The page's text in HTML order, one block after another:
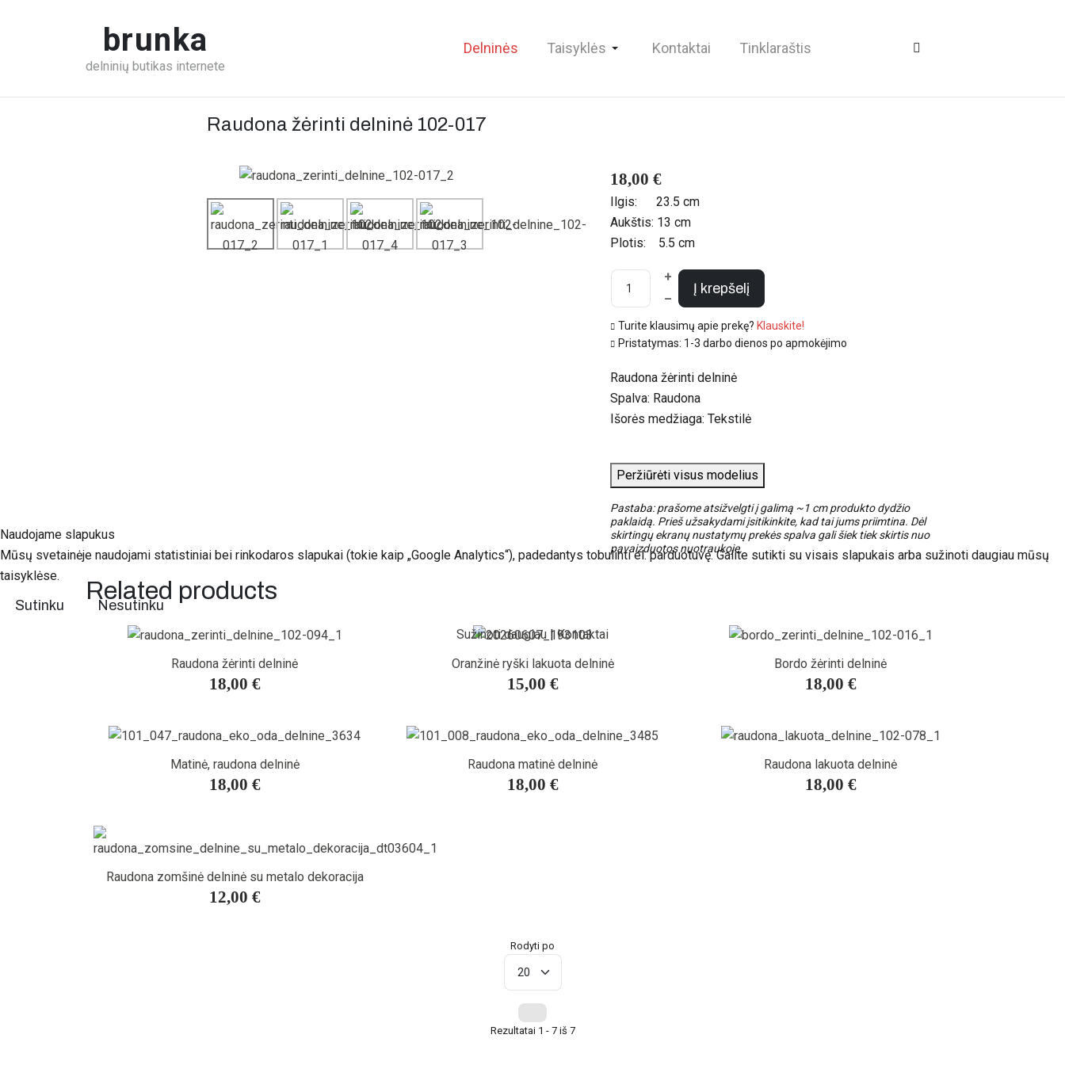
brunka
delninių butikas internete
Delninės Taisyklės Kontaktai Tinklaraštis
Raudona žėrinti delninė 102-017
18,00 €
Ilgis:
23.5 cm
Aukštis: 13 cm
Plotis:
5.5 cm
+
–
Į krepšelį
Turite klausimų apie prekę? Klauskite!
Pristatymas: 1-3 darbo dienos po apmokėjimo
Raudona žėrinti delninė
Spalva: Raudona
Išorės medžiaga: Tekstilė
Peržiūrėti visus modelius
Pastaba: prašome atsižvelgti į galimą ~1 cm produkto dydžio
paklaidą. Prieš užsakydami įsitikinkite, kad tai jums priimtina. Dėl
skirtingų ekranų nustatymų prekės spalva gali šiek tiek skirtis nuo
pavaizduotos nuotraukoje.
Related products
Raudona žėrinti delninė
18,00 €
Oranžinė ryški lakuota delninė
15,00 €
Bordo žėrinti delninė
18,00 €
Matinė, raudona delninė
18,00 €
Raudona matinė delninė
18,00 €
Raudona lakuota delninė
18,00 €
Raudona zomšinė delninė su metalo dekoracija
12,00 €
Rodyti po
Rezultatai 1 - 7 iš 7
Naudojame slapukus
Mūsų svetainėje naudojami statistiniai bei rinkodaros slapukai (tokie kaip „Google Analytics“), padedantys tobulinti el. parduotuvę. Galite sutikti su visais slapukais arba sužinoti daugiau mūsų
taisyklėse.
Sutinku Nesutinku
Sužinoti daugiau |Kontaktai